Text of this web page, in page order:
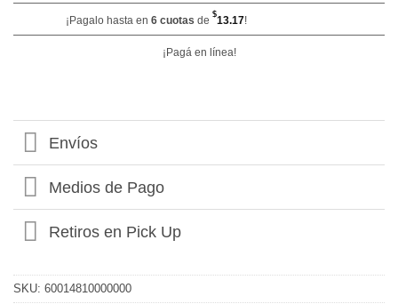
¡Pagalo hasta en 6 cuotas de $13.17!
¡Pagá en línea!
Envíos
Medios de Pago
Retiros en Pick Up
SKU: 60014810000000